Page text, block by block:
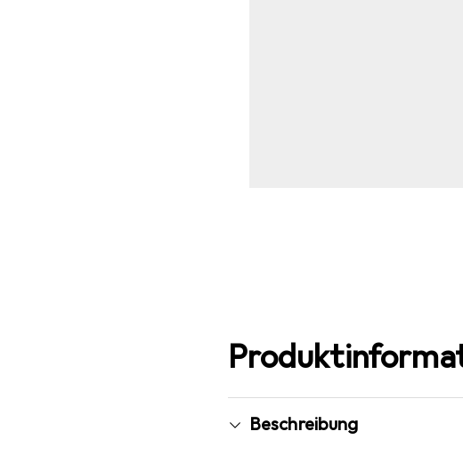
Beschreibung